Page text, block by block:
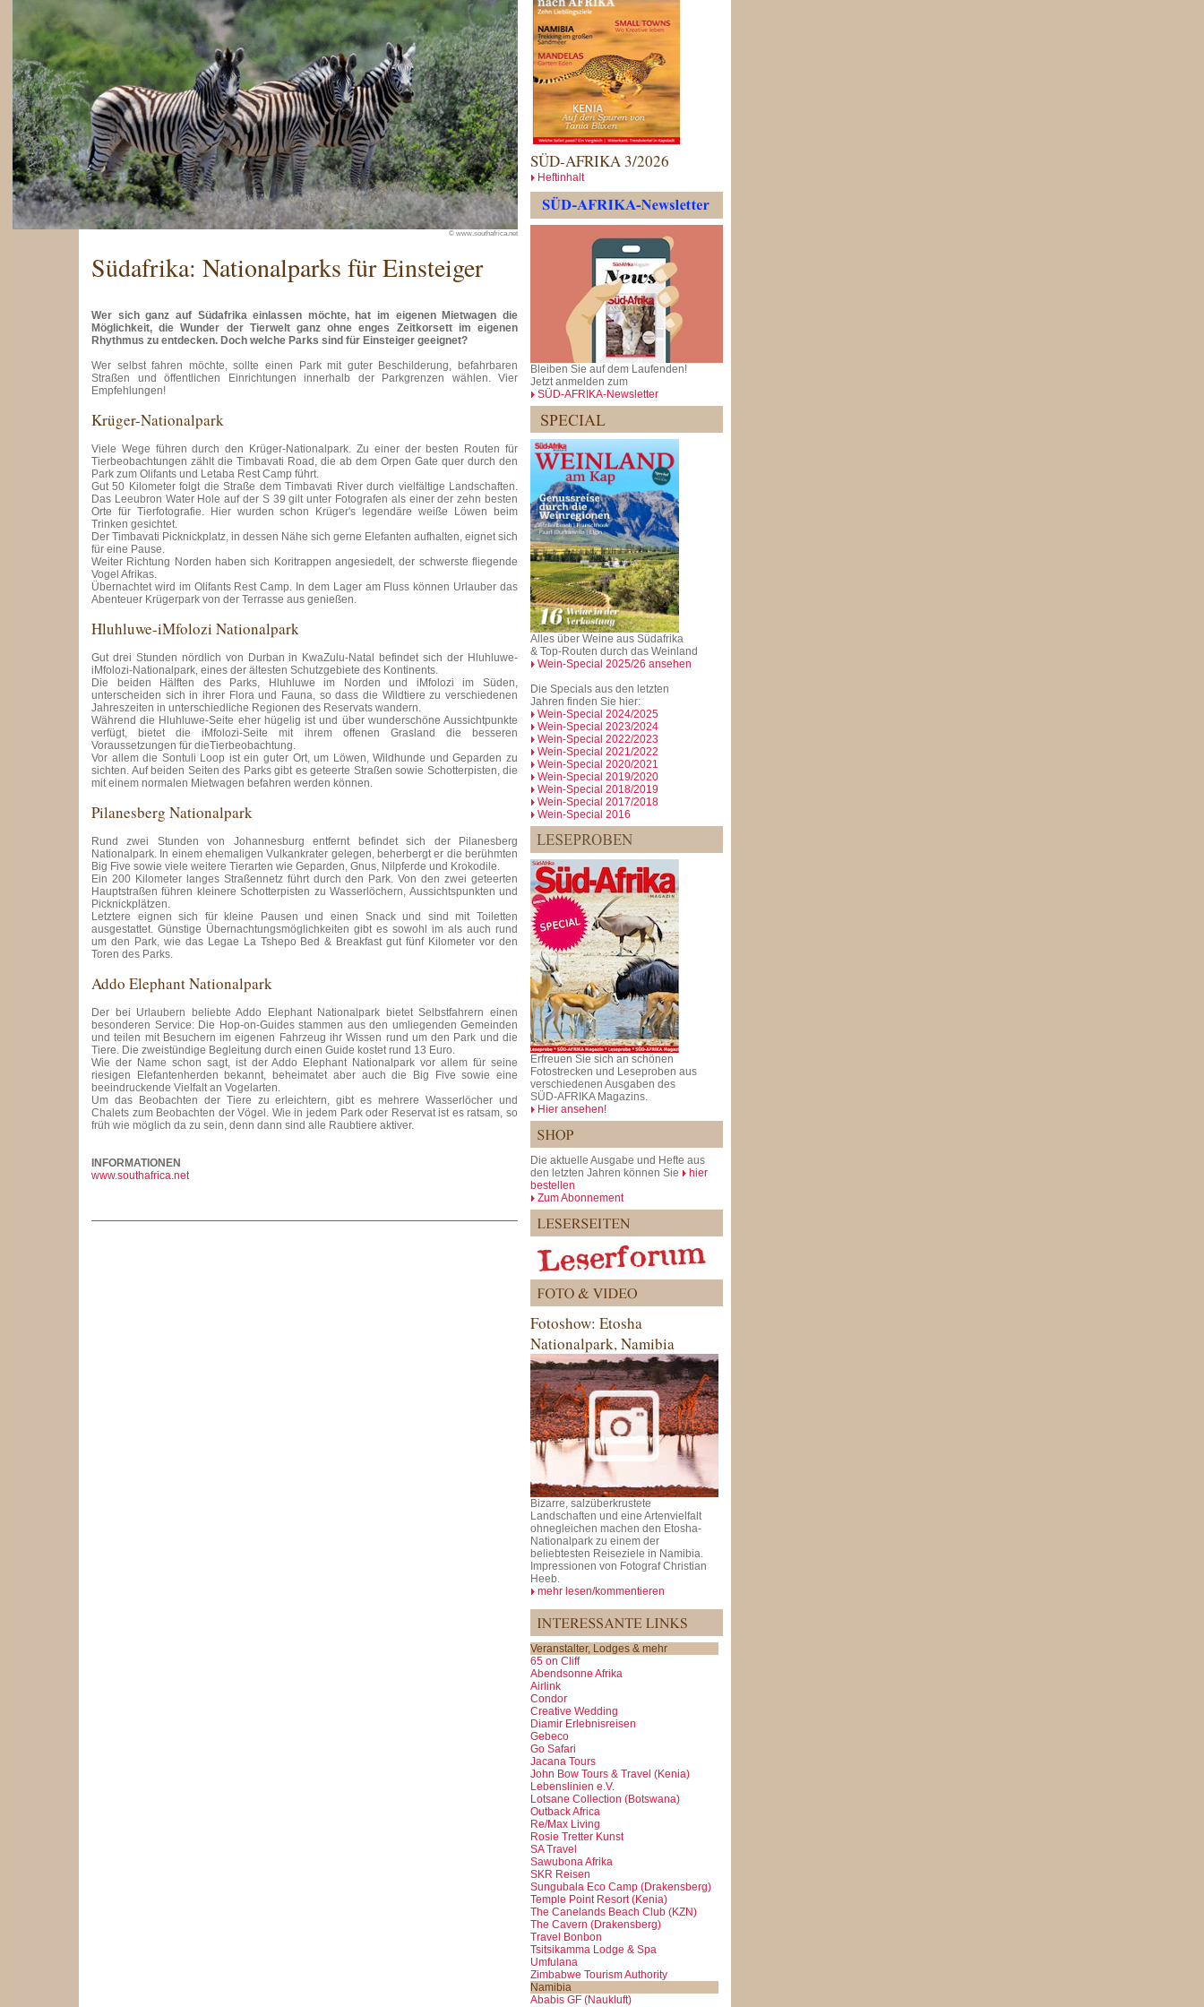
© www.southafrica.net
Südafrika: Nationalparks für Einsteiger
Wer sich ganz auf Südafrika einlassen möchte, hat im eigenen Mietwagen die
Möglichkeit, die Wunder der Tierwelt ganz ohne enges Zeitkorsett im eigenen
Rhythmus zu entdecken. Doch welche Parks sind für Einsteiger geeignet?
Wer selbst fahren möchte, sollte einen Park mit guter Beschilderung, befahrbaren
Straßen und öffentlichen Einrichtungen innerhalb der Parkgrenzen wählen. Vier
Empfehlungen!
Krüger-Nationalpark
Viele Wege führen durch den Krüger-Nationalpark. Zu einer der besten Routen für
Tierbeobachtungen zählt die Timbavati Road, die ab dem Orpen Gate quer durch den
Park zum Olifants und Letaba Rest Camp führt.
Gut 50 Kilometer folgt die Straße dem Timbavati River durch vielfältige Landschaften.
Das Leeubron Water Hole auf der S 39 gilt unter Fotografen als einer der zehn besten
Orte für Tierfotografie. Hier wurden schon Krüger's legendäre weiße Löwen beim
Trinken gesichtet.
Der Timbavati Picknickplatz, in dessen Nähe sich gerne Elefanten aufhalten, eignet sich
für eine Pause.
Weiter Richtung Norden haben sich Koritrappen angesiedelt, der schwerste fliegende
Vogel Afrikas.
Übernachtet wird im Olifants Rest Camp. In dem Lager am Fluss können Urlauber das
Abenteuer Krügerpark von der Terrasse aus genießen.
Hluhluwe-iMfolozi Nationalpark
Gut drei Stunden nördlich von Durban in KwaZulu-Natal befindet sich der Hluhluwe-
iMfolozi-Nationalpark, eines der ältesten Schutzgebiete des Kontinents.
Die beiden Hälften des Parks, Hluhluwe im Norden und iMfolozi im Süden,
unterscheiden sich in ihrer Flora und Fauna, so dass die Wildtiere zu verschiedenen
Jahreszeiten in unterschiedliche Regionen des Reservats wandern.
Während die Hluhluwe-Seite eher hügelig ist und über wunderschöne Aussichtpunkte
verfügt, bietet die iMfolozi-Seite mit ihrem offenen Grasland die besseren
Voraussetzungen für dieTierbeobachtung.
Vor allem die Sontuli Loop ist ein guter Ort, um Löwen, Wildhunde und Geparden zu
sichten. Auf beiden Seiten des Parks gibt es geteerte Straßen sowie Schotterpisten, die
mit einem normalen Mietwagen befahren werden können.
Pilanesberg Nationalpark
Rund zwei Stunden von Johannesburg entfernt befindet sich der Pilanesberg
Nationalpark. In einem ehemaligen Vulkankrater gelegen, beherbergt er die berühmten
Big Five sowie viele weitere Tierarten wie Geparden, Gnus, Nilpferde und Krokodile.
Ein 200 Kilometer langes Straßennetz führt durch den Park. Von den zwei geteerten
Hauptstraßen führen kleinere Schotterpisten zu Wasserlöchern, Aussichtspunkten und
Picknickplätzen.
Letztere eignen sich für kleine Pausen und einen Snack und sind mit Toiletten
ausgestattet. Günstige Übernachtungsmöglichkeiten gibt es sowohl im als auch rund
um den Park, wie das Legae La Tshepo Bed & Breakfast gut fünf Kilometer vor den
Toren des Parks.
Addo Elephant Nationalpark
Der bei Urlaubern beliebte Addo Elephant Nationalpark bietet Selbstfahrern einen
besonderen Service: Die Hop-on-Guides stammen aus den umliegenden Gemeinden
und teilen mit Besuchern im eigenen Fahrzeug ihr Wissen rund um den Park und die
Tiere. Die zweistündige Begleitung durch einen Guide kostet rund 13 Euro.
Wie der Name schon sagt, ist der Addo Elephant Nationalpark vor allem für seine
riesigen Elefantenherden bekannt, beheimatet aber auch die Big Five sowie eine
beeindruckende Vielfalt an Vogelarten.
Um das Beobachten der Tiere zu erleichtern, gibt es mehrere Wasserlöcher und
Chalets zum Beobachten der Vögel. Wie in jedem Park oder Reservat ist es ratsam, so
früh wie möglich da zu sein, denn dann sind alle Raubtiere aktiver.
INFORMATIONEN
www.southafrica.net
SÜD-AFRIKA 3/2026
Heftinhalt
Bleiben Sie auf dem Laufenden!
Jetzt anmelden zum
SÜD-AFRIKA-Newsletter
Alles über Weine aus Südafrika
& Top-Routen durch das Weinland
Wein-Special 2025/26 ansehen
Die Specials aus den letzten
Jahren finden Sie hier:
Wein-Special 2024/2025
Wein-Special 2023/2024
Wein-Special 2022/2023
Wein-Special 2021/2022
Wein-Special 2020/2021
Wein-Special 2019/2020
Wein-Special 2018/2019
Wein-Special 2017/2018
Wein-Special 2016
Erfreuen Sie sich an schönen
Fotostrecken und Leseproben aus
verschiedenen Ausgaben des
SÜD-AFRIKA Magazins.
Hier ansehen!
Die aktuelle Ausgabe und Hefte aus
den letzten Jahren können Sie
hier
bestellen
Zum Abonnement
Fotoshow: Etosha
Nationalpark, Namibia
Bizarre, salzüberkrustete
Landschaften und eine Artenvielfalt
ohnegleichen machen den Etosha-
Nationalpark zu einem der
beliebtesten Reiseziele in Namibia.
Impressionen von Fotograf Christian
Heeb.
mehr lesen/kommentieren
Veranstalter, Lodges & mehr
65 on Cliff
Abendsonne Afrika
Airlink
Condor
Creative Wedding
Diamir Erlebnisreisen
Gebeco
Go Safari
Jacana Tours
John Bow Tours & Travel (Kenia)
Lebenslinien e.V.
Lotsane Collection (Botswana)
Outback Africa
Re/Max Living
Rosie Tretter Kunst
SA Travel
Sawubona Afrika
SKR Reisen
Sungubala Eco Camp (Drakensberg)
Temple Point Resort (Kenia)
The Canelands Beach Club (KZN)
The Cavern (Drakensberg)
Travel Bonbon
Tsitsikamma Lodge & Spa
Umfulana
Zimbabwe Tourism Authority
Namibia
Ababis GF (Naukluft)